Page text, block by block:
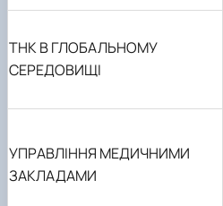
ТНК В ГЛОБАЛЬНОМУ
СЕРЕДОВИЩІ
УПРАВЛІННЯ МЕДИЧНИМИ
ЗАКЛАДАМИ